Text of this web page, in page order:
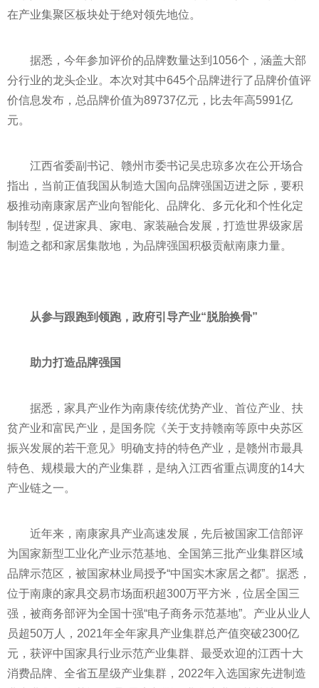
在产业集聚区板块处于绝对领先地位。
据悉，今年参加评价的品牌数量达到1056个，涵盖大部
分行业的龙头企业。本次对其中645个品牌进行了品牌价值评
价信息发布，总品牌价值为89737亿元，比去年高5991亿
元。
江西省委副 书记 、赣州市委书记吴忠琼多次在公开场合
指出，当前正值我国从制造大国向品牌强国迈进之际，要积
极推动南康家居产业向智能化、品牌化、多元化和个性化定
制转型，促进家具、家电、家装融合发展，打造世界级家居
制造之都和家居集散地，为品牌强国积极贡献南康力量。
从参与跟跑到领跑，政府引导产业“脱胎换骨”
助力打造品牌强国
据悉，家具产业作为南康传统优势产业、首位产业、 扶
贫产业和富民产业，是国务院《关于支持赣南等原中央苏区
振兴发展的若干意见》明确支持的特色产业，是赣州市最具
特色、规模最大的产业集群，是纳入江西省重点调度的14大
产业链之一。
近年来，南康家具产业高速发展，先后被国家工信部评
为国家新型工业化产业示范基地、全国第三批产业集群区域
品牌示范区，被国家林业局授予“中国实木家居之都”。据悉，
位于南康的家具交易市场面积超300万平方米，位居全国三
强，被商务部评为全国十强“电子商务示范基地”。产业从业人
员超50万人，2021年全年家具产业集群总产值突破2300亿
元，获评中 国家具行业示范产业集群、最受欢迎的江西十大
消费品牌、全省五星级产业集群，2022年入选国家先进制造